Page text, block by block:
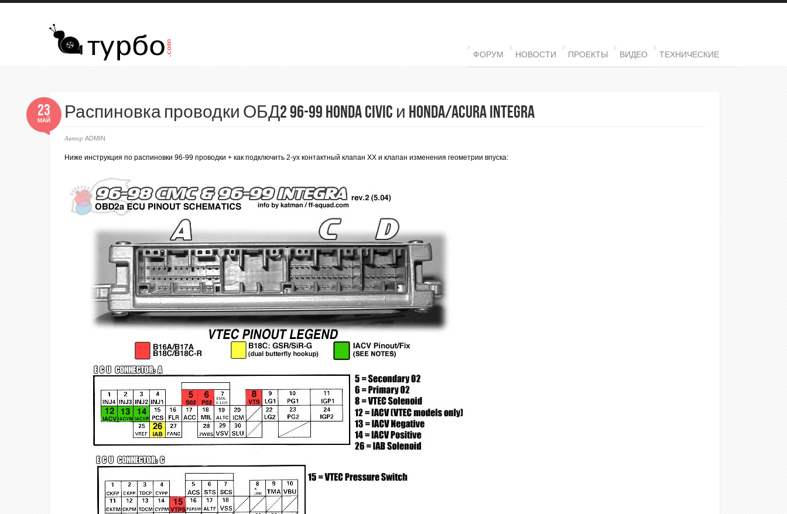
Перейти к основному содержанию
MAIN MENU
ФОРУМ НОВОСТИ ПРОЕКТЫ ВИДЕО ТЕХНИЧЕСКИЕ
Распиновка проводки ОБД2 96-99 Honda Civic и Honda/Acura Integra
Автор ADMIN
23
МАЙ
Ниже инструкция по распиновки 96-99 проводки + как подключить 2-ух контактный клапан ХХ и клапан изменения геометрии впуска: